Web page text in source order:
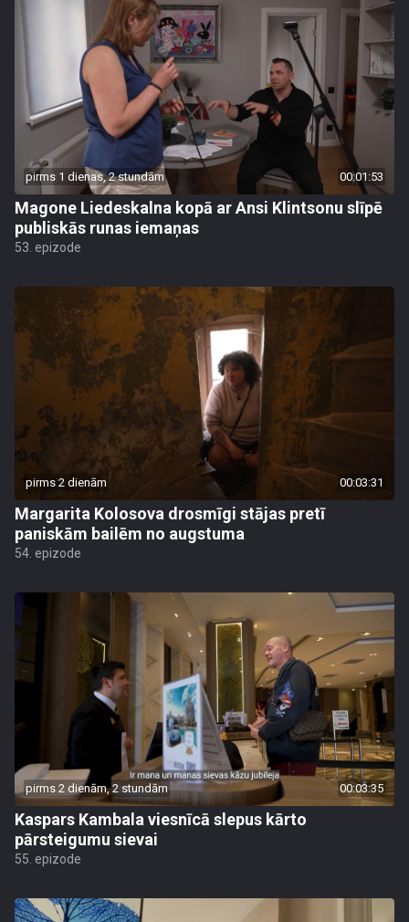
pirms 1 dienas, 2 stundām 00:01:53
Magone Liedeskalna kopā ar Ansi Klintsonu slīpē
publiskās runas iemaņas
53. epizode
pirms 2 dienām 00:03:31
Margarita Kolosova drosmīgi stājas pretī
paniskām bailēm no augstuma
54. epizode
pirms 2 dienām, 2 stundām 00:03:35
Kaspars Kambala viesnīcā slepus kārto
pārsteigumu sievai
55. epizode